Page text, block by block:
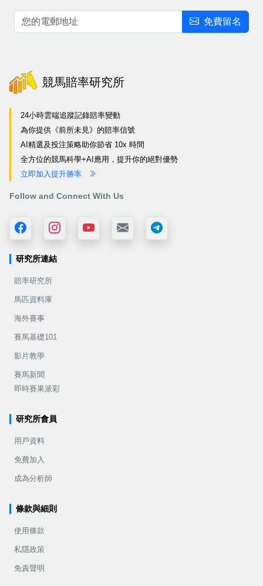
免費留名
競馬賠率研究所
24小時雲端追蹤記錄賠率變動
為你提供《前所未見》的賠率信號
AI精選及投注策略助你節省 10x 時間
全方位的競馬科學+AI應用，提升你的絕對優勢
立即加入提升勝率
Follow and Connect With Us
研究所連結
賠率研究所
馬匹資料庫
海外賽事
賽馬基礎101
影片教學
賽馬新聞
即時賽果派彩
研究所會員
用戶資料
免費加入
成為分析師
條款與細則
使用條款
私隱政策
免責聲明